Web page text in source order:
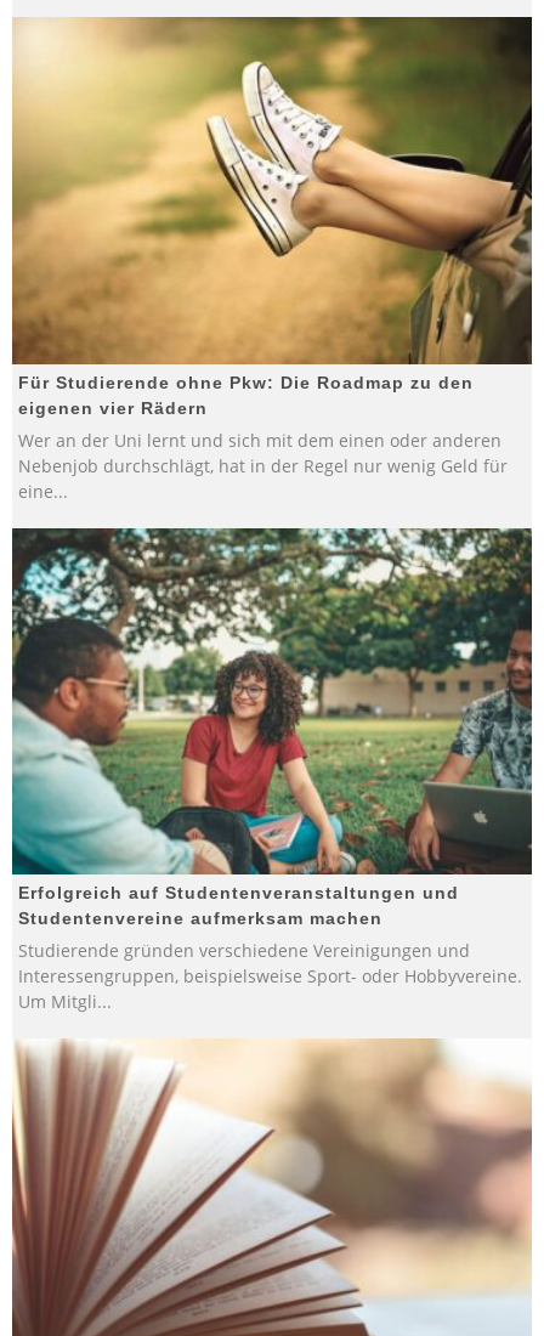
Für Studierende ohne Pkw: Die Roadmap zu den
eigenen vier Rädern
Wer an der Uni lernt und sich mit dem einen oder anderen
Nebenjob durchschlägt, hat in der Regel nur wenig Geld für
eine...
Erfolgreich auf Studentenveranstaltungen und
Studentenvereine aufmerksam machen
Studierende gründen verschiedene Vereinigungen und
Interessengruppen, beispielsweise Sport- oder Hobbyvereine.
Um Mitgli...